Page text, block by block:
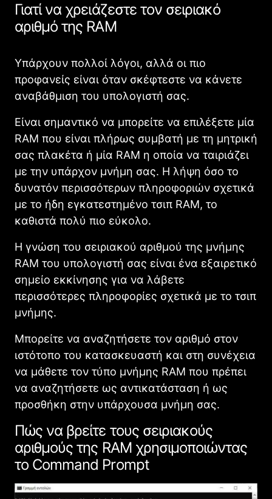
Γιατί να χρειάζεστε τον σειριακό
αριθμό της RAM
Υπάρχουν πολλοί λόγοι, αλλά οι πιο
προφανείς είναι όταν σκέφτεστε να κάνετε
αναβάθμιση του υπολογιστή σας.
Είναι σημαντικό να μπορείτε να επιλέξετε μία
RAM που είναι πλήρως συμβατή με τη μητρική
σας πλακέτα ή μία RAM η οποία να ταιριάζει
με την υπάρχον μνήμη σας. Η λήψη όσο το
δυνατόν περισσότερων πληροφοριών σχετικά
με το ήδη εγκατεστημένο τσιπ RAM, το
καθιστά πολύ πιο εύκολο.
Η γνώση του σειριακού αριθμού της μνήμης
RAM του υπολογιστή σας είναι ένα εξαιρετικό
σημείο εκκίνησης για να λάβετε
περισσότερες πληροφορίες σχετικά με το τσιπ
μνήμης.
Μπορείτε να αναζητήσετε τον αριθμό στον
ιστότοπο του κατασκευαστή και στη συνέχεια
να μάθετε τον τύπο μνήμης RAM που πρέπει
να αναζητήσετε ως αντικατάσταση ή ως
προσθήκη στην υπάρχουσα μνήμη σας.
Πώς να βρείτε τους σειριακούς
αριθμούς της RAM χρησιμοποιώντας
το Command Prompt